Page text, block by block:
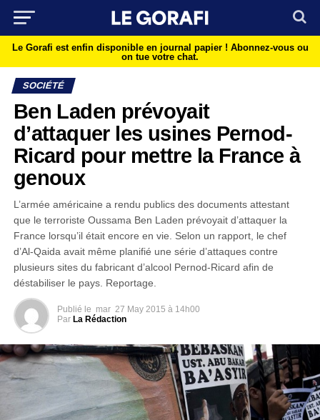
Le Gorafi est enfin disponible en journal papier ! Abonnez-vous ou
on tue votre chat.
SOCIÉTÉ
Ben Laden prévoyait
d’attaquer les usines Pernod-
Ricard pour mettre la France à
genoux
L’armée américaine a rendu publics des documents attestant
que le terroriste Oussama Ben Laden prévoyait d’attaquer la
France lorsqu’il était encore en vie. Selon un rapport, le chef
d’Al-Qaida avait même planifié une série d’attaques contre
plusieurs sites du fabricant d’alcool Pernod-Ricard afin de
déstabiliser le pays. Reportage.
Publié le mar 27 May 2015 à 14h00
Par La Rédaction